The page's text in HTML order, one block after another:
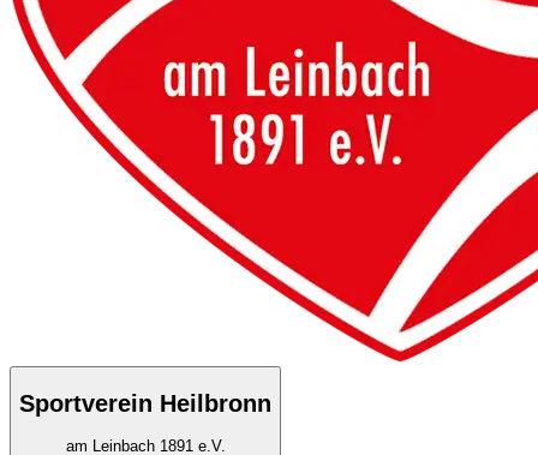
Sportverein Heilbronn
am Leinbach 1891 e.V.